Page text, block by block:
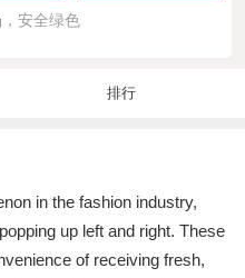
安全绿色
排行
in the fashion industry,
up left and right. These
of receiving fresh,